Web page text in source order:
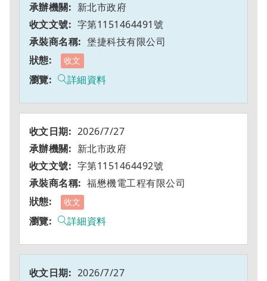
新北市政府
字第1151464491號
堡捷科技有限公司
收文
詳細資料
2026/7/27
新北市政府
字第1151464492號
福懋機電工程有限公司
收文
詳細資料
2026/7/27